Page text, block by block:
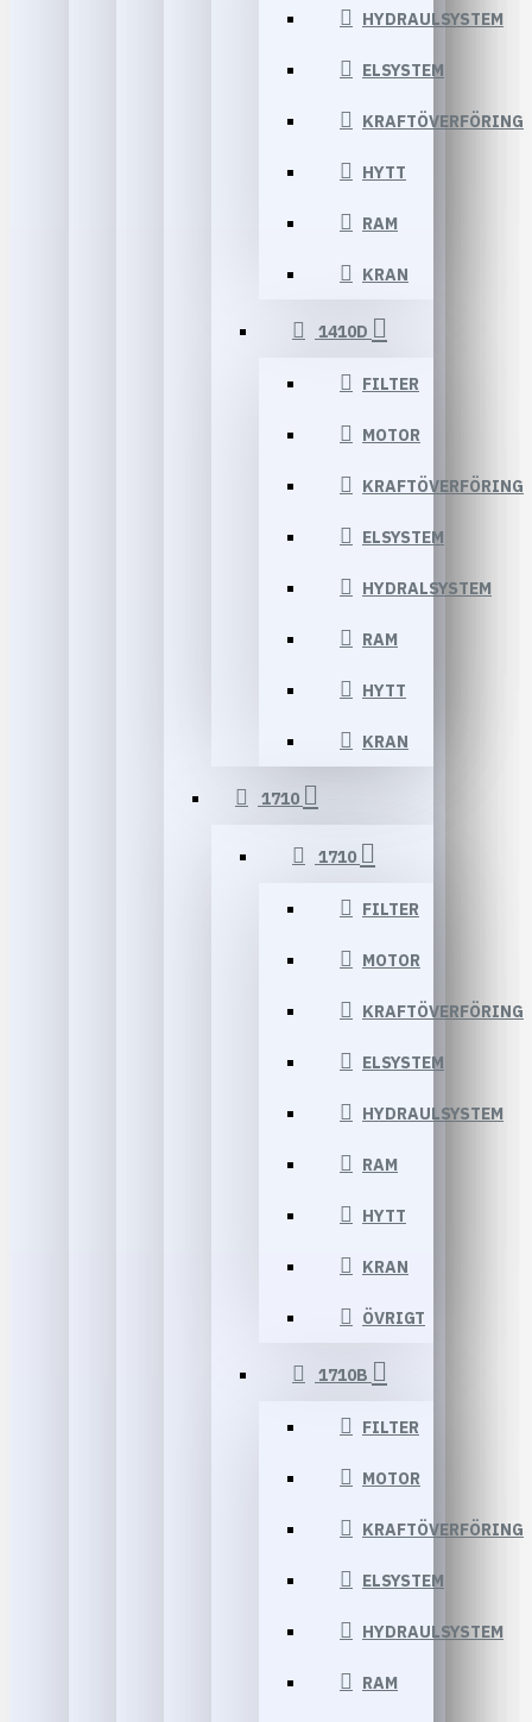
HYDRAULSYSTEM
ELSYSTEM
KRAFTÖVERFÖRING
HYTT
RAM
KRAN
1410D
FILTER
MOTOR
KRAFTÖVERFÖRING
ELSYSTEM
HYDRALSYSTEM
RAM
HYTT
KRAN
1710
1710
FILTER
MOTOR
KRAFTÖVERFÖRING
ELSYSTEM
HYDRAULSYSTEM
RAM
HYTT
KRAN
ÖVRIGT
1710B
FILTER
MOTOR
KRAFTÖVERFÖRING
ELSYSTEM
HYDRAULSYSTEM
RAM